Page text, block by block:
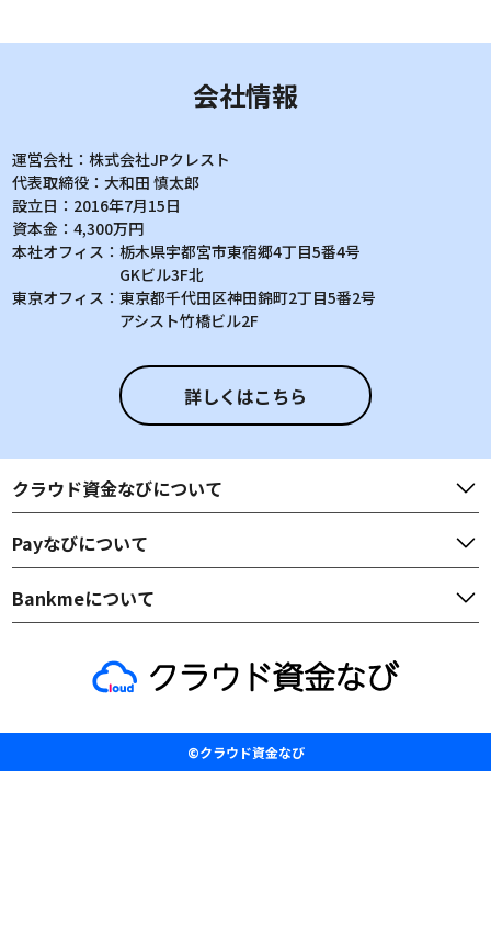
会社情報
運営会社：株式会社JPクレスト
代表取締役：大和田 慎太郎
設立日： 2016年7月15日
資本金：4,300万円
本社オフィス：栃木県宇都宮市東宿郷4丁目5番4号
GKビル3F北
東京オフィス：東京都千代田区神田錦町2丁目5番2号
アシスト竹橋ビル2F
詳しくはこちら
クラウド資金なびについて
Payなびについて
Bankmeについて
©クラウド資金なび